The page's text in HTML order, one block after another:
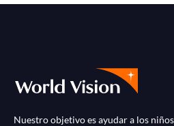
Nuestro objetivo es ayudar a los